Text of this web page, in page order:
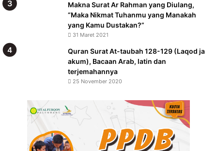
Makna Surat Ar Rahman yang Diulang,
“Maka Nikmat Tuhanmu yang Manakah
yang Kamu Dustakan?”
31 Maret 2021
Quran Surat At-taubah 128-129 (Laqod ja
akum), Bacaan Arab, latin dan
terjemahannya
25 November 2020